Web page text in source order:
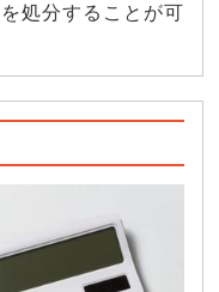
処分することが可